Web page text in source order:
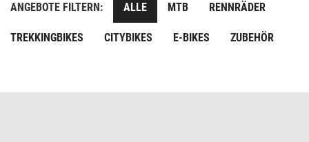
ANGEBOTE FILTERN: ALLE MTB RENNRÄDER
TREKKINGBIKES CITYBIKES E-BIKES ZUBEHÖR